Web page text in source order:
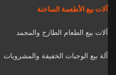
آلات بيع الأطعمة الساخنة
آلات بيع الطعام الطازج والمجمد
آلة بيع الوجبات الخفيفة والمشروبات